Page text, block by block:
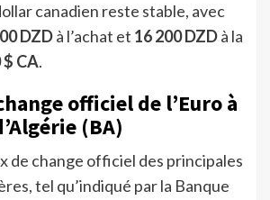
canadien reste stable, avec
DZDà l’achat et 16 200 DZDà la
$ CA.
officiel de l’Euro à
(BA)
de change officiel des principales
tel qu’indiqué par la Banque